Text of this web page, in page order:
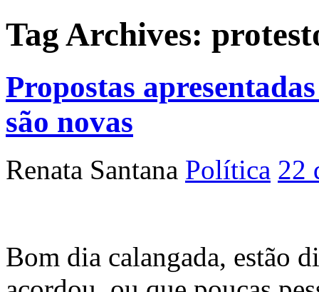
Tag Archives:
Propostas
são novas
Renata Santana Política 22
Bom dia calangada, estão